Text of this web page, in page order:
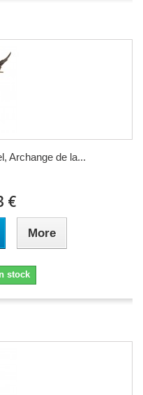
Archange de la...
€
More
stock